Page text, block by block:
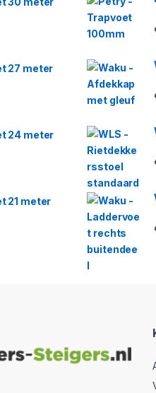
27 meter
24 meter
21 meter